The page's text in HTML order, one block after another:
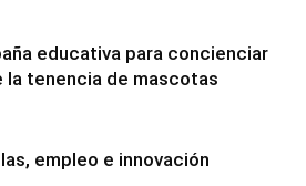
educativa para concienciar
la tenencia de mascotas
empleo e innovación